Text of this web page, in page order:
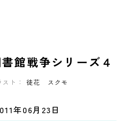
館戦争シリーズ４
スト： 徒花 スクモ
年06月23日